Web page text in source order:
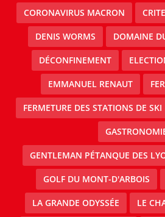
CORONAVIRUS MACRON
DENIS WORMS DOMAINE
DÉCONFINEMENT
EMMANUEL RENAUT
FERMETURE DES STATIONS DE SKI
GENTLEMAN PÉTANQUE DES
GOLF DU MONT-D'ARBOIS
LA GRANDE ODYSSÉE LE